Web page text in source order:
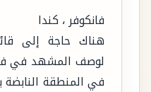
فانكوفر ، كندا
هناك حاجة إلى
لوصف المشهد في
في المنطقة النابضة